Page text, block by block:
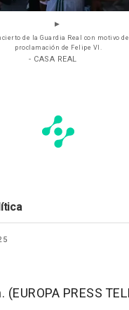
de la Guardia Real con motivo
proclamación de Felipe VI.
- CASA REAL
PRESS